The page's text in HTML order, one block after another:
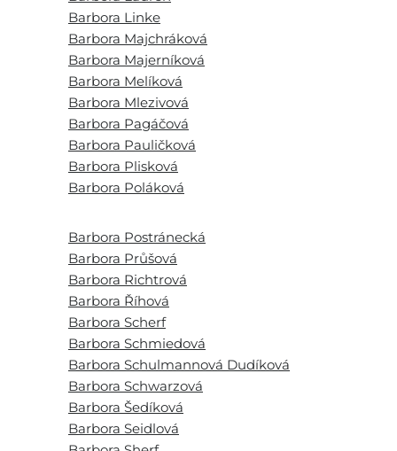
Barbora Linke
Barbora Majchráková
Barbora Majerníková
Barbora Melíková
Barbora Mlezivová
Barbora Pagáčová
Barbora Pauličková
Barbora Plisková
Barbora Poláková
Barbora Postránecká
Barbora Průšová
Barbora Richtrová
Barbora Říhová
Barbora Scherf
Barbora Schmiedová
Barbora Schulmannová Dudíková
Barbora Schwarzová
Barbora Šedíková
Barbora Seidlová